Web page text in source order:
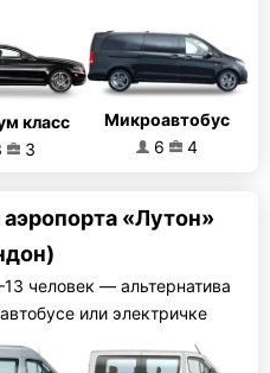
класс
3
Микроавтобус
6
4
«Лутон»
человек — альтернатива
или электричке